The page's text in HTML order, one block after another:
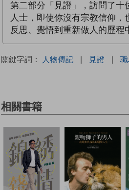
第二部分「見證」，訪問了十
人士，即使你沒有宗教信仰，
反思、覺悟到重新做人的歷程
關鍵字詞： 人物傳記 | 見證 |
相關書籍